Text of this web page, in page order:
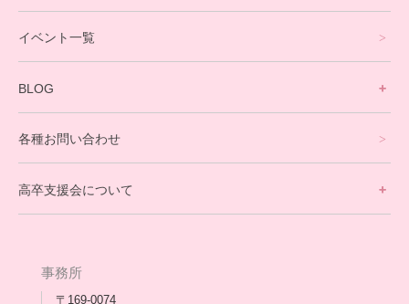
就労支援コース
英会話・海外留学コース
寮生活サポート
卒業生の今
アウトリーチ支援
[家庭訪問カウンセリング]
イベント一覧
BLOG
保護者交流だより一覧
会長コラム一覧
各種お問い合わせ
高卒支援会について
メディア出演
事務所
〒169-0074